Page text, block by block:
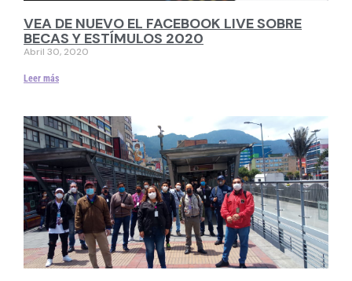
VEA DE NUEVO EL FACEBOOK LIVE SOBRE
BECAS Y ESTÍMULOS 2020
Abril 30, 2020
Leer más